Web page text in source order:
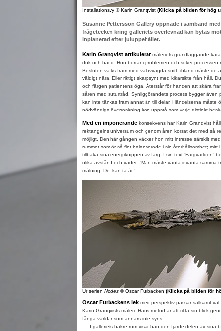
Installationsvy © Karin Granqvist (Klicka på bilden för hög
Susanne Pettersson Gallery öppnade i samband
frågetecken kring galleriets överlevnad kan bytas
inplanerad efter juluppehållet.
Karin Granqvist artikulerarmåleriets grundläggande
duk och hand. Hon borrar i problemen och söker processen
Besluten värks fram med välavvägda snitt, ibland måste de
väldigt nära. Eller riktigt skarpsynt med kikarsikte från håll.
och färgen patientens öga. Återstår för handen att skära
såren med suturtråd. Synliggörandets process bygger även
kan inte tänkas fram annat än till delar. Händelserna måste
nödvändiga överraskning kan uppstå som varje distinkt
Med en imponerandekonsekvens har Karin Granqvist
rektangelns universum och genom åren korsat det med så
möjligt. Den här gången väcker hon mitt intresse särskilt
rummet som är så fint balanserade i sin återhållsamhet; mitt
tillbaka sina energiknippen av färg. I sin text ”Färgvärlden”
olika avstånd och väder: ”Man måste vänta invänta samma
målning. Det kan ta år.”
Ur serien Nodes© Oscar Furbacken (Klicka på bilden för
Oscar Furbackens lek med perspektiv passar sällsamt väl
Karin Granqvists måleri. Hans metod är att rikta sin blick
fånga världar som annars inte syns.
I galleriets bakre rum visar han den fjärde delen av sina